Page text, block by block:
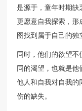
是源于，童年时期缺
更愿意自我探索，形
图找到属于自己的独
同时，他们的欲望
同的渴望，也就是
他人和自我对自我的
伤的缺失。